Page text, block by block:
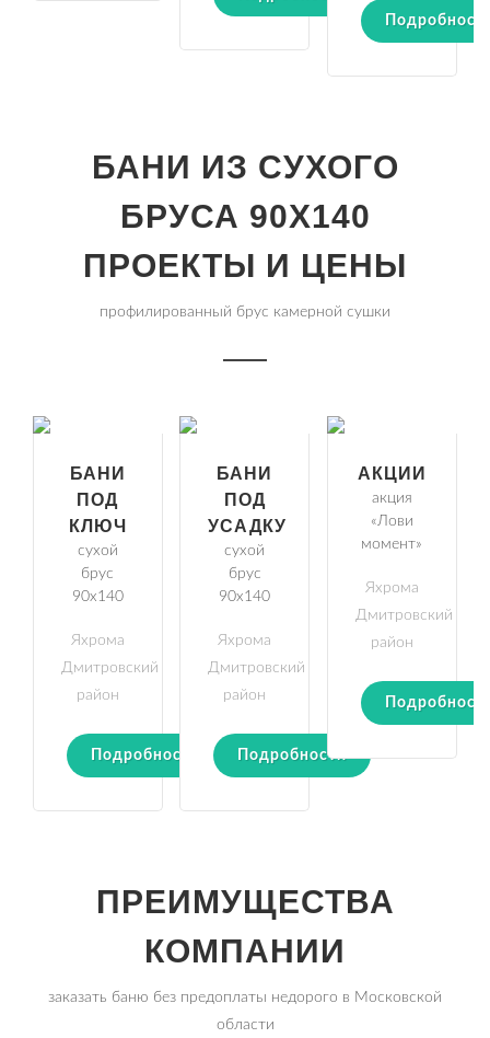
БАНИ ИЗ СУХОГО
БРУСА 90Х140
ПРОЕКТЫ И ЦЕНЫ
профилированный брус камерной сушки
БАНИ
ПОД
КЛЮЧ
сухой
брус
90х140
Яхрома
Дмитровский
район
Подробности
БАНИ
ПОД
УСАДКУ
сухой
брус
90х140
Яхрома
Дмитровский
район
Подробности
АКЦИИ
акция
«Лови
момент»
Яхрома
Дмитровский
район
ПРЕИМУЩЕСТВА
КОМПАНИИ
заказать баню без предоплаты недорого в Московской
области